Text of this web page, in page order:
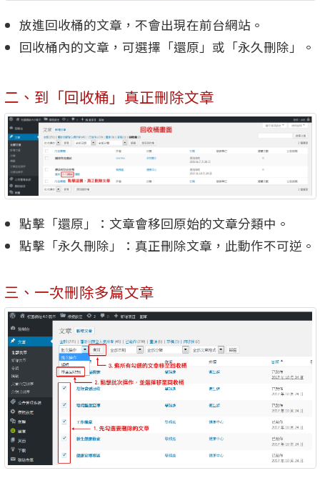
放進回收桶的文章，不會出現在前台網站。
回收桶內的文章，可選擇「還原」或「永久刪除」。
二、到「回收桶」真正刪除文章
點擊「還原」：文章會移回原始的文章分類中。
點擊「永久刪除」：真正刪除文章，此動作不可逆。
三、一次刪除多篇文章